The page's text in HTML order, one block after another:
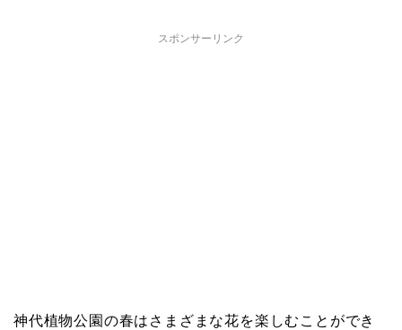
スポンサーリンク
神代植物公園の春はさまざまな花を楽しむことができ